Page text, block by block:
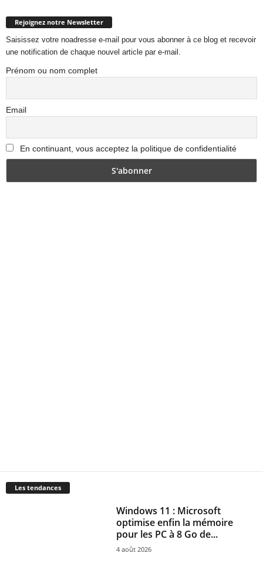
Rejoignez notre Newsletter
Saisissez votre noadresse e-mail pour vous abonner à ce blog et recevoir
une notification de chaque nouvel article par e-mail.
Prénom ou nom complet
Email
En continuant, vous acceptez la politique de confidentialité
Les tendances
Windows 11 : Microsoft
optimise enfin la mémoire
pour les PC à 8 Go de...
4 août 2026